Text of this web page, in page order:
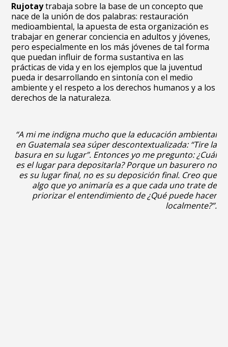
Rujotaytrabaja sobre la base de un concepto que
nace de la unión de dos palabras: restauración
medioambiental, la apuesta de esta organización es
trabajar en generar conciencia en adultos y jóvenes,
pero especialmente en los más jóvenes de tal forma
que puedan influir de forma sustantiva en las
prácticas de vida y en los ejemplos que la juventud
pueda ir desarrollando en sintonía con el medio
ambiente y el respeto a los derechos humanos y a los
derechos de la naturaleza.
“A mi me indigna mucho que la educación ambiental
en Guatemala sea súper descontextualizada: “Tire la
basura en su lugar”. Entonces yo me pregunto: ¿Cuál
es el lugar para depositarla? Porque un basurero no
es su lugar final, no es su deposición final. Creo que
algo que yo animaría es a que cada uno trate de
priorizar el entendimiento de ¿Qué puede hacer
localmente?”.